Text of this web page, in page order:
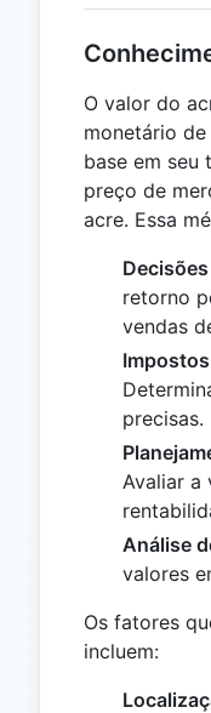
O valor do
monetário
base em seu
preço de
acre. Essa
retorno
vendas
precisas.
Avaliar a
Análise
valores
Os fatores
incluem: